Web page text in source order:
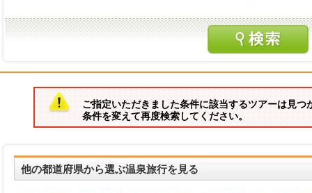
ご指定いただきました条件に該当するツアーは見つ
条件を変えて再度検索してください。
他の都道府県から選ぶ温泉旅行を見る